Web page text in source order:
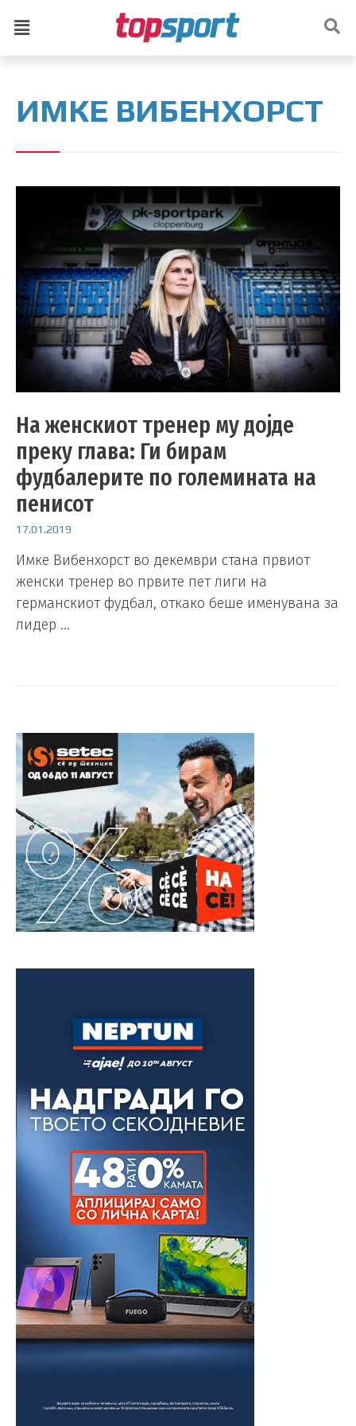
ИМКЕ ВИБЕНХОРСТ
На женскиот тренер му дојде
преку глава: Ги бирам
фудбалерите по големината на
пенисот
17.01.2019
Имке Вибенхорст во декември стана првиот
женски тренер во првите пет лиги на
германскиот фудбал, откако беше именувана за
лидер …